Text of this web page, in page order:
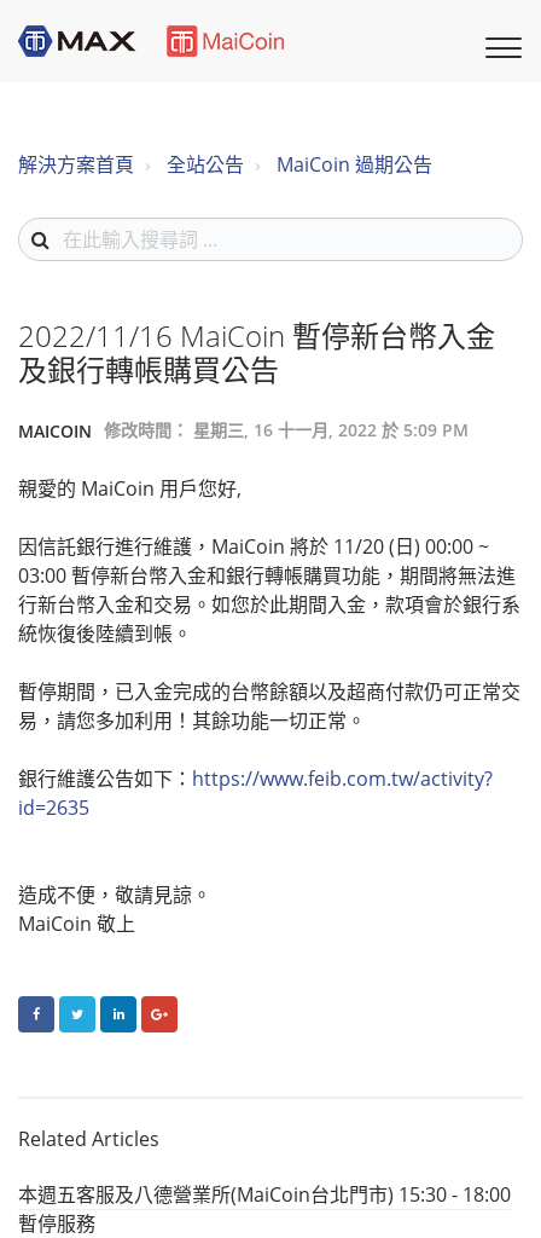
解決方案首頁 全站公告 MaiCoin 過期公告
2022/11/16 MaiCoin 暫停新台幣入金
及銀行轉帳購買公告
MAICOIN 修改時間： 星期三, 16 十一月, 2022 於 5:09 PM
親愛的 MaiCoin 用戶您好,
因信託銀行進行維護，MaiCoin 將於 11/20 (日) 00:00 ~
03:00 暫停新台幣入金和銀行轉帳購買功能，期間將無法進
行新台幣入金和交易。如您於此期間入金，款項會於銀行系
統恢復後陸續到帳。
暫停期間，已入金完成的台幣餘額以及超商付款仍可正常交
易，請您多加利用！其餘功能一切正常。
銀行維護公告如下： https://www.feib.com.tw/activity?
id=2635
造成不便，敬請見諒。
MaiCoin 敬上
Related Articles
本週五客服及八德營業所(MaiCoin台北門市) 15:30 - 18:00
暫停服務